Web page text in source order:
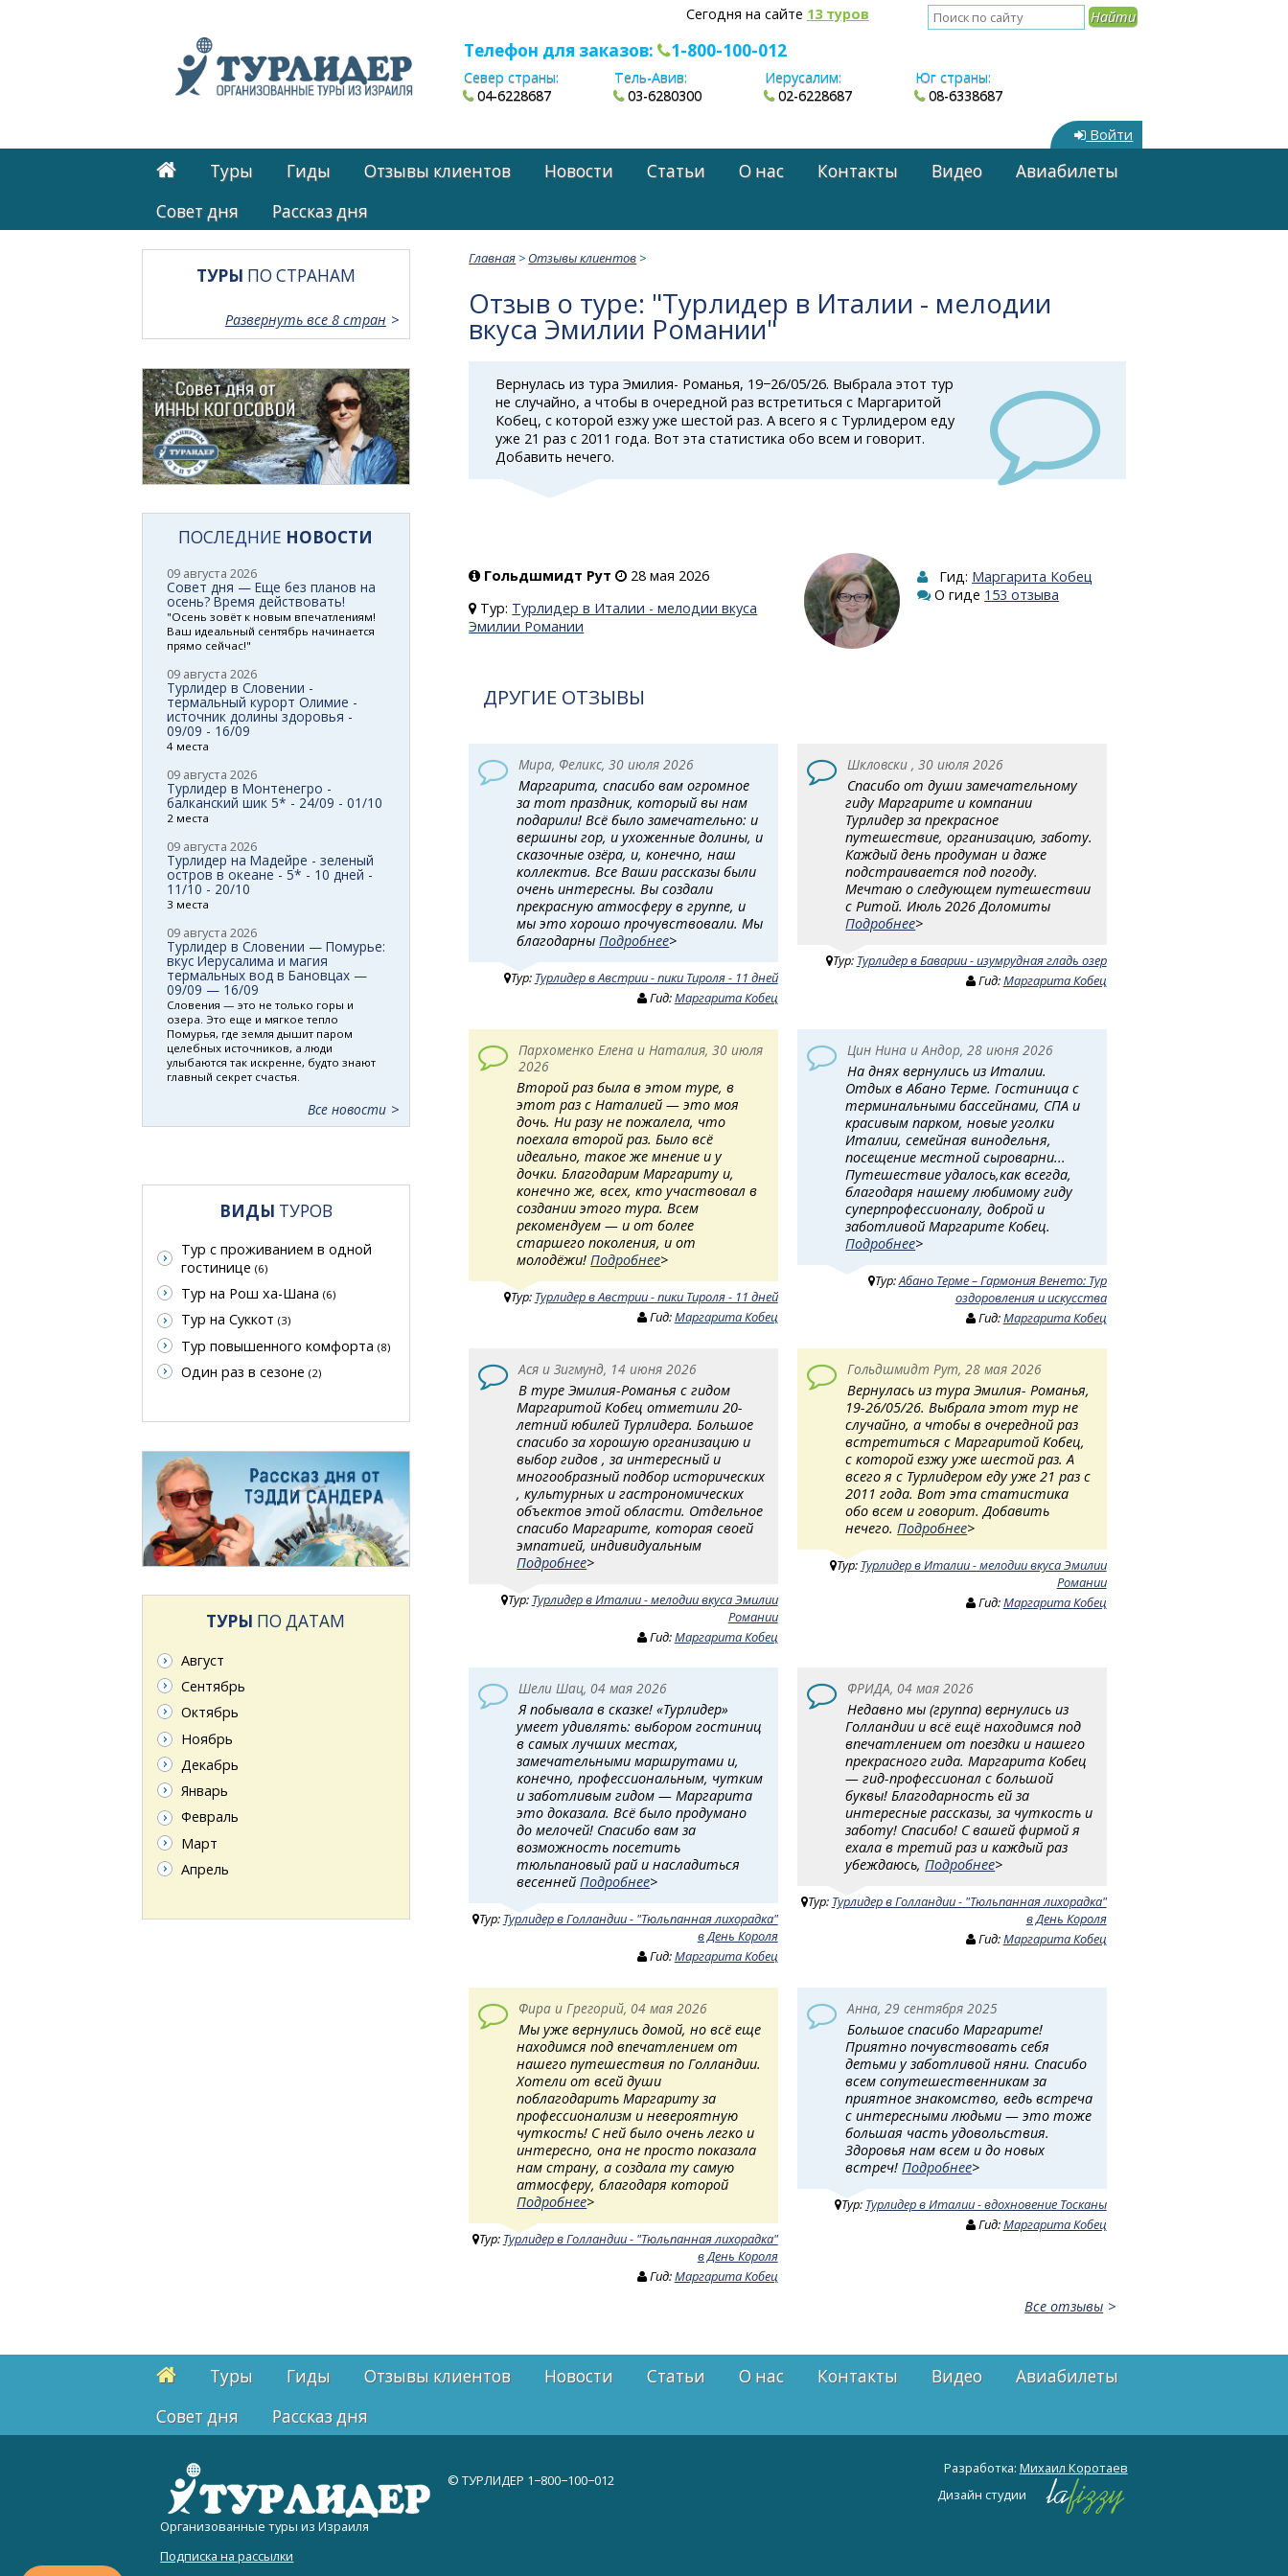
Сегодня на сайте 13 туров
Телефон для заказов: 1-800-100-012
Север страны:
04-6228687
Тель-Авив:
03-6280300
Иерусалим:
02-6228687
Юг страны:
08-6338687
Войти
Туры Гиды Отзывы клиентов Новости Статьи О нас Контакты Видео
Авиабилеты
Cовет дня
Рассказ дня
Главная > Отзывы клиентов >
Отзыв о туре: "Турлидер в Италии - мелодии
вкуса Эмилии Романии"
Вернулась из тура Эмилия- Романья, 19−26/05/26. Выбрала этот тур
не случайно, а чтобы в очередной раз встретиться с Маргаритой
Кобец, с которой езжу уже шестой раз. А всего я с Турлидером еду
уже 21 раз с 2011 года. Вот эта статистика обо всем и говорит.
Добавить нечего.
Гольдшмидт Рут
28 мая 2026
Тур: Турлидер в Италии - мелодии вкуса
Эмилии Романии
Гид: Маргарита Кобец
О гиде 153 отзыва
ДРУГИЕ ОТЗЫВЫ
Мира, Феликс, 30 июля 2026
Маргарита, спасибо вам огромное
за тот праздник, который вы нам
подарили! Всё было замечательно: и
вершины гор, и ухоженные долины, и
сказочные озёра, и, конечно, наш
коллектив. Все Ваши рассказы были
очень интересны. Вы создали
прекрасную атмосферу в группе, и
мы это хорошо прочувствовали. Мы
благодарныПодробнее>
Тур: Турлидер в Австрии - пики Тироля - 11 дней
Гид:Маргарита Кобец
Шкловски , 30 июля 2026
Спасибо от души замечательному
гиду Маргарите и компании
Турлидер за прекрасное
путешествие, организацию, заботу.
Каждый день продуман и даже
подстраивается под погоду.
Мечтаю о следующем путешествии
с Ритой. Июль 2026 Доломиты
Подробнее>
Тур: Турлидер в Баварии - изумрудная гладь озер
Гид:Маргарита Кобец
Пархоменко Елена и Наталия, 30 июля
2026
Второй раз была в этом туре, в
этот раз с Наталией — это моя
дочь. Ни разу не пожалела, что
поехала второй раз. Было всё
идеально, такое же мнение и у
дочки. Благодарим Маргариту и,
конечно же, всех, кто участвовал в
создании этого тура. Всем
рекомендуем — и от более
старшего поколения, и от
молодёжи! Подробнее>
Тур: Турлидер в Австрии - пики Тироля - 11 дней
Гид:Маргарита Кобец
Цин Нина и Андор, 28 июня 2026
На днях вернулись из Италии.
Отдых в Абано Терме. Гостиница с
терминальными бассейнами, СПА и
красивым парком, новые уголки
Италии, семейная винодельня,
посещение местной сыроварни...
Путешествие удалось,как всегда,
благодаря нашему любимому гиду
суперпрофессионалу, доброй и
заботливой Маргарите Кобец.
Подробнее>
Тур:Абано Терме – Гармония Венето: Тур
оздоровления и искусства
Гид:Маргарита Кобец
Ася и Зигмунд, 14 июня 2026
В туре Эмилия-Романья с гидом
Маргаритой Кобец отметили 20-
летний юбилей Турлидера. Большое
спасибо за хорошую организацию и
выбор гидов , за интересный и
многообразный подбор исторических
, культурных и гастрономических
объектов этой области. Отдельное
спасибо Маргарите, которая своей
эмпатией, индивидуальным
Подробнее>
Тур: Турлидер в Италии - мелодии вкуса Эмилии
Романии
Гид:Маргарита Кобец
Гольдшмидт Рут, 28 мая 2026
Вернулась из тура Эмилия- Романья,
19-26/05/26. Выбрала этот тур не
случайно, а чтобы в очередной раз
встретиться с Маргаритой Кобец,
с которой езжу уже шестой раз. А
всего я с Турлидером еду уже 21 раз с
2011 года. Вот эта статистика
обо всем и говорит. Добавить
нечего.Подробнее>
Тур: Турлидер в Италии - мелодии вкуса Эмилии
Романии
Гид:Маргарита Кобец
Шели Шац, 04 мая 2026
Я побывала в сказке! «Турлидер»
умеет удивлять: выбором гостиниц
в самых лучших местах,
замечательными маршрутами и,
конечно, профессиональным, чутким
и заботливым гидом — Маргарита
это доказала. Всё было продумано
до мелочей! Спасибо вам за
возможность посетить
тюльпановый рай и насладиться
весеннейПодробнее>
Тур: Турлидер в Голландии - "Тюльпанная лихорадка"
в День Короля
Гид:Маргарита Кобец
ФРИДА, 04 мая 2026
Недавно мы (группа) вернулись из
Голландии и всё ещё находимся под
впечатлением от поездки и нашего
прекрасного гида. Маргарита Кобец
— гид-профессионал с большой
буквы! Благодарность ей за
интересные рассказы, за чуткость и
заботу! Спасибо! С вашей фирмой я
ехала в третий раз и каждый раз
убеждаюсь,Подробнее>
Тур: Турлидер в Голландии - "Тюльпанная лихорадка"
в День Короля
Гид:Маргарита Кобец
Фира и Грегорий, 04 мая 2026
Мы уже вернулись домой, но всё еще
находимся под впечатлением от
нашего путешествия по Голландии.
Хотели от всей души
поблагодарить Маргариту за
профессионализм и невероятную
чуткость! ​ С ней было очень легко и
интересно, она не просто показала
нам страну, а создала ту самую
атмосферу, благодаря которой
Подробнее>
Тур: Турлидер в Голландии - "Тюльпанная лихорадка"
в День Короля
Гид:Маргарита Кобец
Анна, 29 сентября 2025
Большое спасибо Маргарите!
Приятно почувствовать себя
детьми у заботливой няни. Спасибо
всем сопутешественникам за
приятное знакомство, ведь встреча
с интересными людьми — это тоже
большая часть удовольствия.
Здоровья нам всем и до новых
встреч! Подробнее>
Тур: Турлидер в Италии - вдохновение Тосканы
Гид:Маргарита Кобец
Все отзывы
ТУРЫ ПО СТРАНАМ
Развернуть все 8 стран
ПОСЛЕДНИЕ НОВОСТИ
09 августа 2026
Совет дня — Еще без планов на
осень? Время действовать!
"Осень зовёт к новым впечатлениям!
Ваш идеальный сентябрь начинается
прямо сейчас!"
09 августа 2026
Турлидер в Словении -
термальный курорт Олимие -
источник долины здоровья -
09/09 - 16/09
4 места
09 августа 2026
Турлидер в Монтенегро -
балканский шик 5* - 24/09 - 01/10
2 места
09 августа 2026
Турлидер на Мадейре - зеленый
остров в океане - 5* - 10 дней -
11/10 - 20/10
3 места
09 августа 2026
Турлидер в Словении — Помурье:
вкус Иерусалима и магия
термальных вод в Бановцах —
09/09 — 16/09
Словения — это не только горы и
озера. Это еще и мягкое тепло
Помурья, где земля дышит паром
целебных источников, а люди
улыбаются так искренне, будто знают
главный секрет счастья.
Все новости
ВИДЫ ТУРОВ
Тур с проживанием в одной
гостинице (6)
Тур на Рош ха-Шана (6)
Тур на Суккот (3)
Тур повышенного комфорта (8)
Один раз в сезоне (2)
ТУРЫ ПО ДАТАМ
Август
Сентябрь
Октябрь
Ноябрь
Декабрь
Январь
Февраль
Март
Апрель
Туры Гиды Отзывы клиентов Новости Статьи О нас Контакты Видео
Авиабилеты
Cовет дня
Рассказ дня
© ТУРЛИДЕР 1−800−100−012
Организованные туры из Израиля
Подписка на рассылки
Разработка: Михаил Коротаев
Дизайн студии